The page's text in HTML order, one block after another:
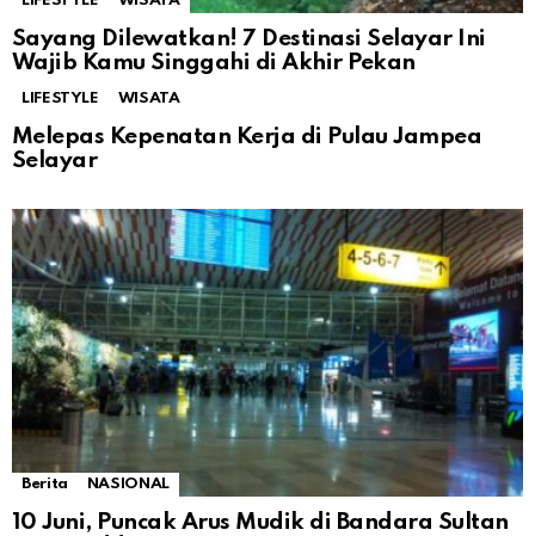
Sayang Dilewatkan! 7 Destinasi Selayar Ini
Wajib Kamu Singgahi di Akhir Pekan
LIFESTYLE WISATA
Melepas Kepenatan Kerja di Pulau Jampea
Selayar
Berita NASIONAL
10 Juni, Puncak Arus Mudik di Bandara Sultan